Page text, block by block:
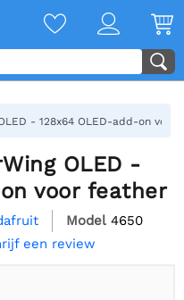
- 128x64 OLED-add-on voor
OLED -
voor feather
Model 4650
een review